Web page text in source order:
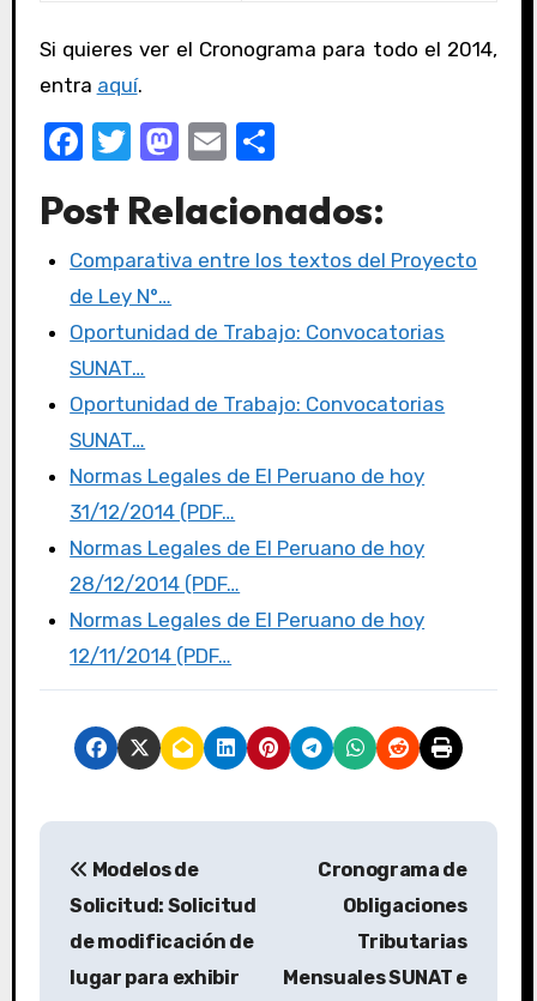
Si quieres ver el Cronograma para todo el 2014,
entra aquí.
F
c
e
b
o
o
k
T
it
te
r
M
st
o
o
E
ail
C
m
p
tir
Post Relacionados:
Comparativa entre los textos del Proyecto
de Ley N°…
Oportunidad de Trabajo: Convocatorias
SUNAT…
Oportunidad de Trabajo: Convocatorias
SUNAT…
Normas Legales de El Peruano de hoy
31/12/2014 (PDF…
Normas Legales de El Peruano de hoy
28/12/2014 (PDF…
Normas Legales de El Peruano de hoy
12/11/2014 (PDF…
Modelos de
Solicitud: Solicitud
de modificación de
lugar para exhibir
Cronograma de
Obligaciones
Tributarias
Mensuales SUNAT e